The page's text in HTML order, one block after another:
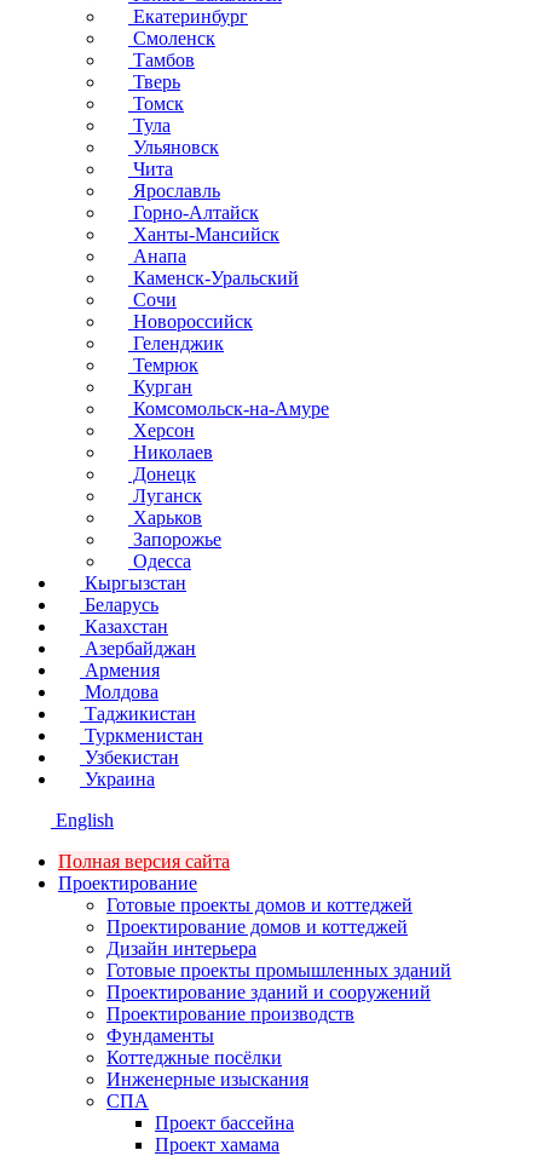
Екатеринбург
Смоленск
Тамбов
Тверь
Томск
Тула
Ульяновск
Чита
Ярославль
Горно-Алтайск
Ханты-Мансийск
Анапа
Каменск-Уральский
Сочи
Новороссийск
Геленджик
Темрюк
Курган
Комсомольск-на-Амуре
Херсон
Николаев
Донецк
Луганск
Харьков
Запорожье
Одесса
Кыргызстан
Беларусь
Казахстан
Азербайджан
Армения
Молдова
Таджикистан
Туркменистан
Узбекистан
Украина
English
Полная версия сайта
Проектирование
Готовые проекты домов и коттеджей
Проектирование домов и коттеджей
Дизайн интерьера
Готовые проекты промышленных зданий
Проектирование зданий и сооружений
Проектирование производств
Фундаменты
Коттеджные посёлки
Инженерные изыскания
СПА
Проект бассейна
Проект хамама